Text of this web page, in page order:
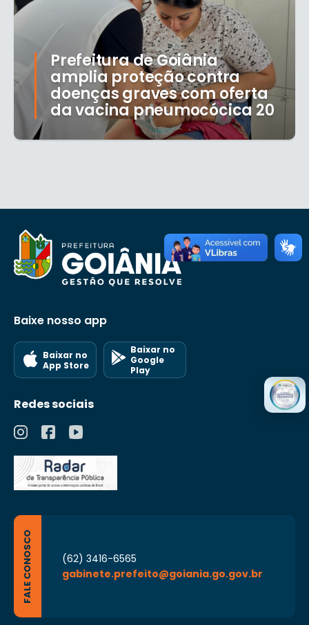
Prefeitura de Goiânia
amplia proteção contra
doenças graves com oferta
da vacina pneumocócica 20
Baixe nosso app
Baixar no
App Store
Baixar no
Google
Play
Redes sociais
FALE CONOSCO
(62) 3416-6565
gabinete.prefeito@goiania.go.gov.br